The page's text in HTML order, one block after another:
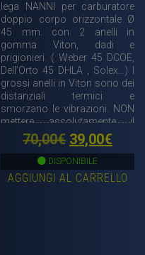
lega NANNI per carburatore
doppio corpo orizzontale Ø
45 mm. con 2 anelli in
gomma Viton, dadi e
prigionieri. ( Weber 45 DCOE,
Dell’Orto 45 DHLA , Solex…) I
grossi anelli in Viton sono dei
distanziali termici e
smorzano le vibrazioni. NON
mettere assolutamente il
deleterio supporto fra
carburatore e motore. Per
ogni carburatore occorrono
2 pezzi.
70,00€ Il
prezzo
originale
39,00€
DISPONIBILE
AGGIUNGI AL CARRELLO